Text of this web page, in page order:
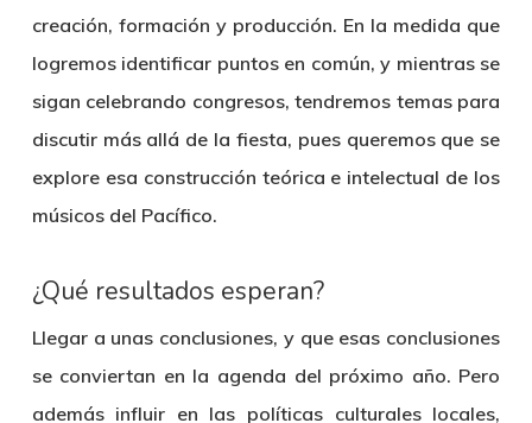
creación, formación y producción. En la medida que
logremos identificar puntos en común, y mientras se
sigan celebrando congresos, tendremos temas para
discutir más allá de la fiesta, pues queremos que se
explore esa construcción teórica e intelectual de los
músicos del Pacífico.
¿Qué resultados esperan?
Llegar a unas conclusiones, y que esas conclusiones
se conviertan en la agenda del próximo año. Pero
además influir en las políticas culturales locales,